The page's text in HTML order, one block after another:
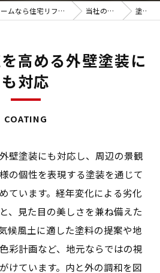
和歌山県田辺市のリフォームなら住宅リフォーム館 当社の特徴 塗装
高める外壁塗装に
も対応
COATING
壁塗装にも対応し、周辺の景観
の個性を表現する塗装を通じて
ています。経年変化による劣化
、見た目の美しさを兼ね備えた
候風土に適した塗料の提案や地
彩計画など、地元ならではの視
けています。内と外の調和を図